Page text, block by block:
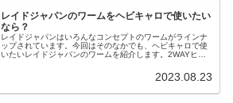
レイドジャパンのワームをヘビキャロで使いたい
なら？
レイドジャパンはいろんなコンセプトのワームがラインナ
ップされています。今回はそのなかでも、ヘビキャロで使
いたいレイドジャパンのワームを紹介します。2WAYヒィ
2023.08.23